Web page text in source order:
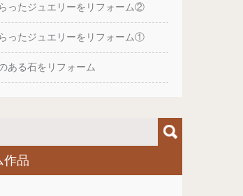
ったジュエリーをリフォーム②
ったジュエリーをリフォーム①
ある石をリフォーム
作品